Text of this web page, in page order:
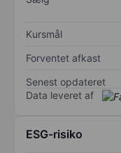
Kursmål
Forventet afkast
Senest opdateret
Data leveret af
ESG-risiko